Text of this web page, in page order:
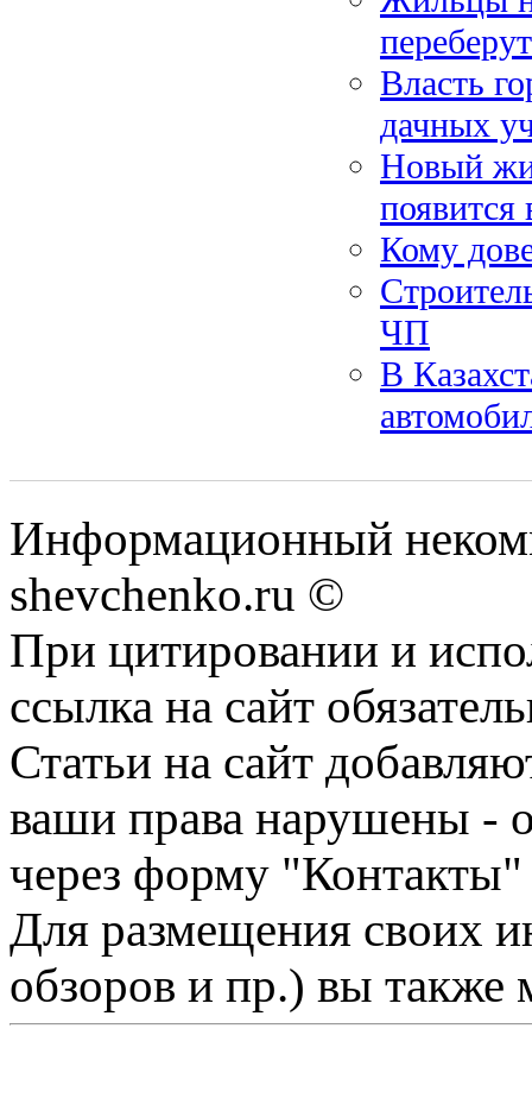
Власть
дачных
Новый
Кому
ЧП
В
Информационный
shevchenko.ru ©
При цитировании и
ссылка на сайт
Статьи на сайт
ваши права нарушены -
через форму "Контакты"
Для размещения своих
обзоров и пр.) вы также